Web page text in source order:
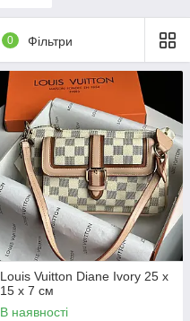
0 Фільтри
Louis Vuitton Diane Ivory 25 x
15 x 7 см
В наявності